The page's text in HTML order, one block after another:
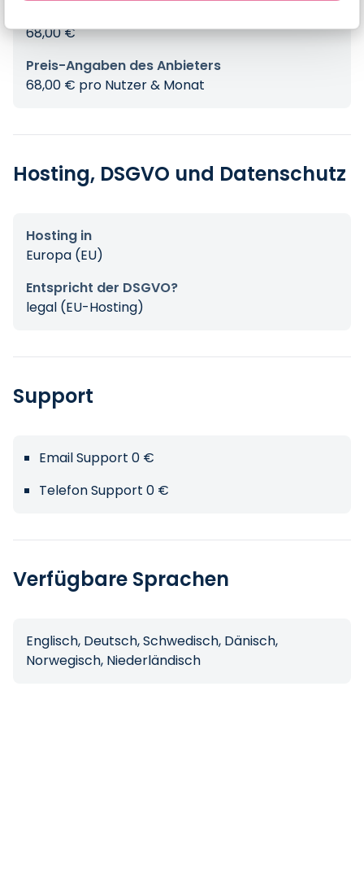
68,00 €
Preis-Angaben des Anbieters
68,00 € pro Nutzer & Monat
Hosting, DSGVO und Datenschutz
Hosting in
Europa (EU)
Entspricht der DSGVO?
legal (EU-Hosting)
Support
Email Support 0 €
Telefon Support 0 €
Verfügbare Sprachen
Englisch, Deutsch, Schwedisch, Dänisch,
Norwegisch, Niederländisch